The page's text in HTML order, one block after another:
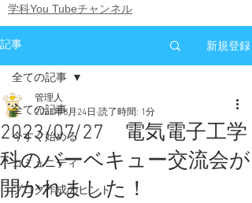
​学科You Tubeチャンネル
記事 新規登録
全ての記事
今すぐ始める
コミュニティ
ブログ作成のヒント
全ての記事
2023/07/27 電気電子工学
科のバーベキュー交流会が
開かれました！
管理人
2023年8月24日 読了時間: 1分